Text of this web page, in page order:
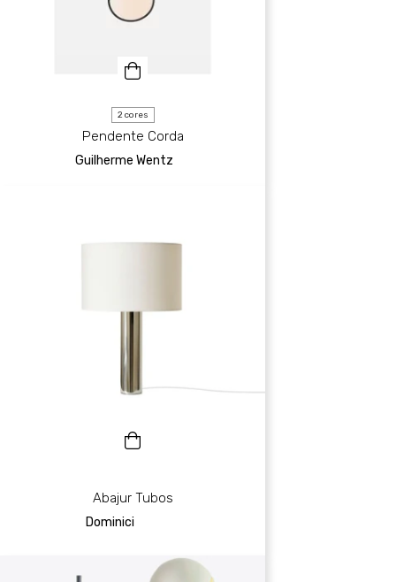
2 cores
Pendente Corda
Guilherme Wentz
Abajur Tubos
Dominici